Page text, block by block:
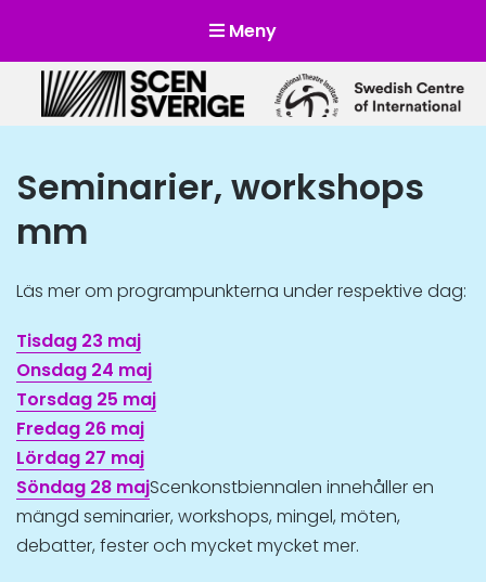
Meny
Scensverige
Mötesplats för svensk och internationell scenkonst
Seminarier, workshops
mm
Läs mer om programpunkterna under respektive dag:
Tisdag 23 maj
Onsdag 24 maj
Torsdag 25 maj
Fredag 26 maj
Lördag 27 maj
Söndag 28 majScenkonstbiennalen innehåller en
mängd seminarier, workshops, mingel, möten,
debatter, fester och mycket mycket mer.